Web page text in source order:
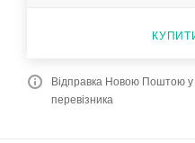
Відправка Новою Поштою
перевізника